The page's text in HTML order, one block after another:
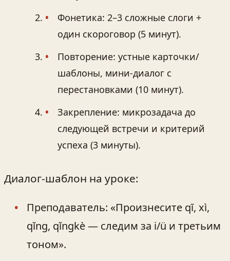
Фонетика: 2–3 сложные слоги +
один скороговор (5 минут).
Повторение: устные карточки/
шаблоны, мини‑диалог с
перестановками (10 минут).
Закрепление: микрозадача до
следующей встречи и критерий
успеха (3 минуты).
Диалог‑шаблон на уроке:
Преподаватель: «Произнесите qī, xì,
qǐng, qǐngkè — следим за i/ü и третьим
тоном».